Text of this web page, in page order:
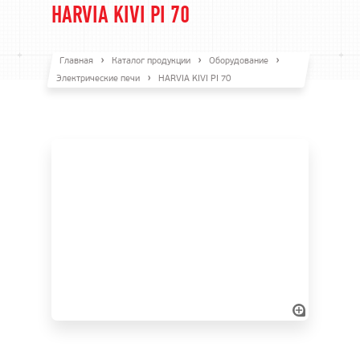
HARVIA KIVI PI 70
Главная Каталог продукции
Оборудование
Электрические печи
HARVIA KIVI PI 70